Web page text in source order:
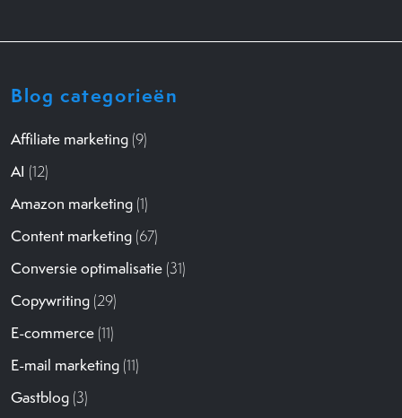
Blog categorieën
Affiliate marketing (9)
AI (12)
Amazon marketing (1)
Content marketing (67)
Conversie optimalisatie (31)
Copywriting (29)
E-commerce (11)
E-mail marketing (11)
Gastblog (3)